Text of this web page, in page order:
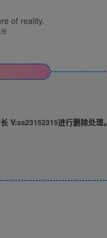
of reality.
V:ss23152315进行删除处理。